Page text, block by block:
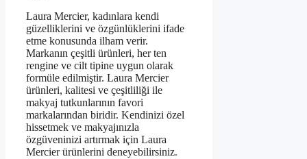
Laura Mercier, kadınlara kendi
güzelliklerini ve özgünlüklerini ifade
etme konusunda ilham verir.
Markanın çeşitli ürünleri, her ten
rengine ve cilt tipine uygun olarak
formüle edilmiştir. Laura Mercier
ürünleri, kalitesi ve çeşitliliği ile
makyaj tutkunlarının favori
markalarından biridir. Kendinizi özel
hissetmek ve makyajınızla
özgüveninizi artırmak için Laura
Mercier ürünlerini deneyebilirsiniz.